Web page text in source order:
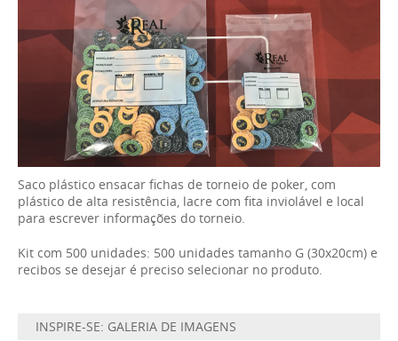
Saco plástico ensacar fichas de torneio de poker, com
plástico de alta resistência, lacre com fita inviolável e local
para escrever informações do torneio.
Kit com 500 unidades: 500 unidades tamanho G (30x20cm) e
recibos se desejar é preciso selecionar no produto.
INSPIRE-SE: GALERIA DE IMAGENS